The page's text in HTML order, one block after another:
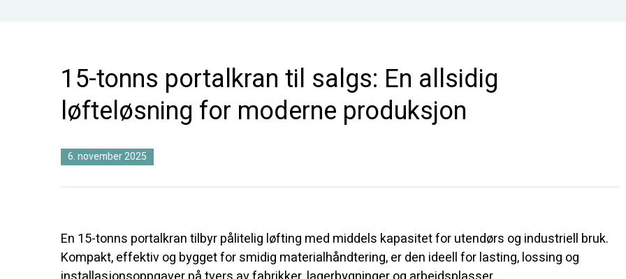
15-tonns portalkran til salgs: En allsidig
løfteløsning for moderne produksjon
6. november 2025
En 15-tonns portalkran tilbyr pålitelig løfting med middels kapasitet for utendørs og industriell bruk.
Kompakt, effektiv og bygget for smidig materialhåndtering, er den ideell for lasting, lossing og